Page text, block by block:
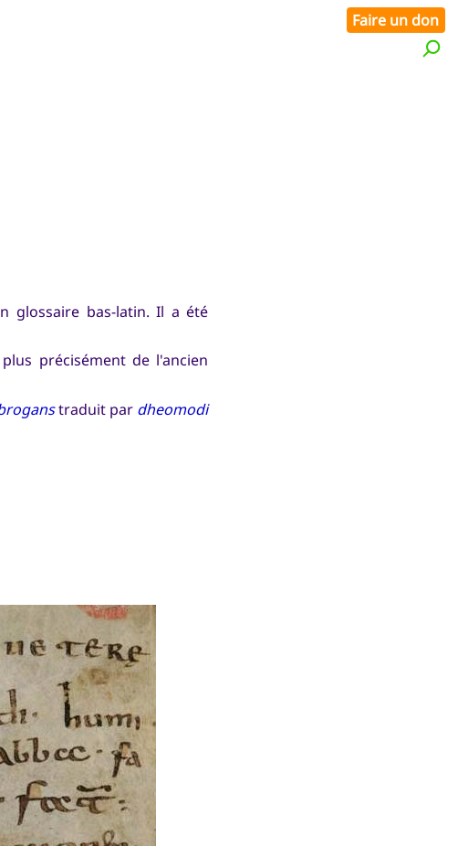
Faire un don
glossaire bas-latin. Il a été
précisément de l'ancien
traduit par dheomodi